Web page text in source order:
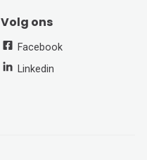
Volg ons
Facebook
Linkedin